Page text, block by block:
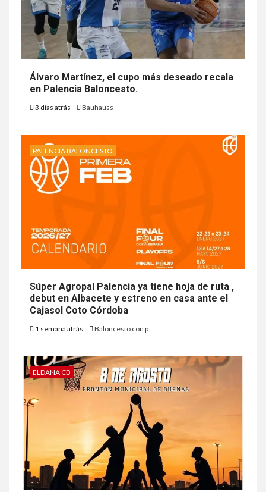
Álvaro Martínez, el cupo más deseado recala
en Palencia Baloncesto.
3 días atrás Bauhauss
PALENCIA BALONCESTO
Súper Agropal Palencia ya tiene hoja de ruta ,
debut en Albacete y estreno en casa ante el
Cajasol Coto Córdoba
1 semana atrás Baloncesto con p
ELDANA CB